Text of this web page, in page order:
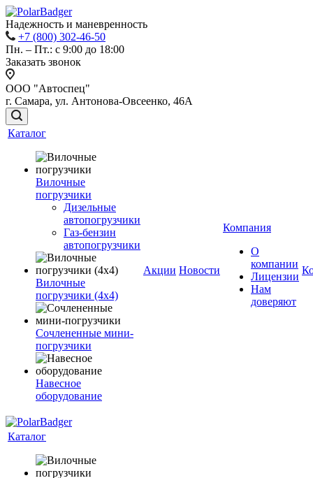
Надежность и маневренность
+7 (800) 302-46-50
Пн. – Пт.: с 9:00 до 18:00
Заказать звонок
ООО "Автоспец"
г. Самара, ул. Антонова-Овсеенко, 46А
Каталог
Вилочные
погрузчики
Дизельные
автопогрузчики
Газ-бензин
автопогрузчики
Вилочные
погрузчики (4х4)
Сочлененные мини-
погрузчики
Навесное
оборудование
Акции Новости
Компания
О
компании
Лицензии
Нам
доверяют
Каталог